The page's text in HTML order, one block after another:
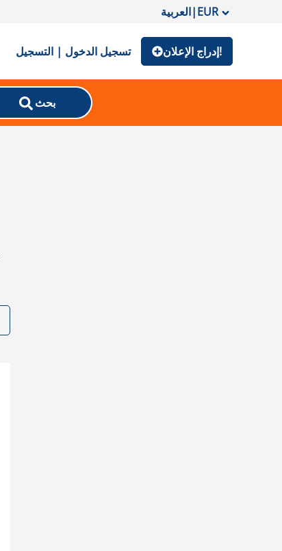
العربية|EUR
تسجيل الدخول | التسجيل إدراج الإعلان!
بحث